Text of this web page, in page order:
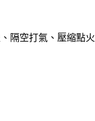
隔空打氣、壓縮點